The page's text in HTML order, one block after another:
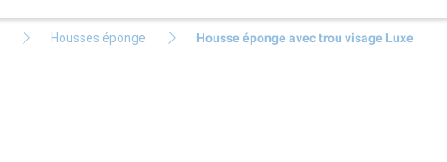
Housses éponge Housse éponge avec trou visage Luxe